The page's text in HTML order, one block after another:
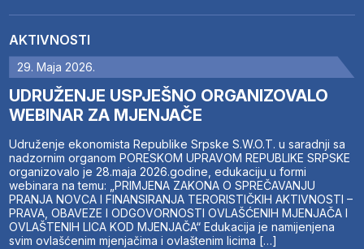
AKTIVNOSTI
29. Maja 2026.
UDRUŽENJE USPJEŠNO ORGANIZOVALO
WEBINAR ZA MJENJAČE
Udruženje ekonomista Republike Srpske S.W.O.T. u saradnji sa
nadzornim organom PORESKOM UPRAVOM REPUBLIKE SRPSKE
organizovalo je 28.maja 2026.godine, edukaciju u formi
webinara na temu: „PRIMJENA ZAKONA O SPREČAVANJU
PRANJA NOVCA I FINANSIRANJA TERORISTIČKIH AKTIVNOSTI –
PRAVA, OBAVEZE I ODGOVORNOSTI OVLAŠĆENIH MJENJAČA I
OVLAŠTENIH LICA KOD MJENJAČA“ Edukacija je namijenjena
svim ovlašćenim mjenjačima i ovlaštenim licima […]